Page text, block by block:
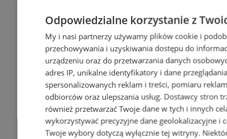
Odpowiedzialne korzystanie z
My i nasi partnerzy używamy plików cookie i
przechowywania i uzyskiwania dostępu do
urządzeniu oraz do przetwarzania danych
adres IP, unikalne identyfikatory i dane
spersonalizowanych reklam i treści, pomiaru
odbiorców oraz ulepszania usług. Dostawcy stron
również przetwarzać Twoje dane w tych i innych
wykorzystywać precyzyjne dane geolokalizacyjne i
Twoje wybory dotyczą wyłącznie tej witryny.